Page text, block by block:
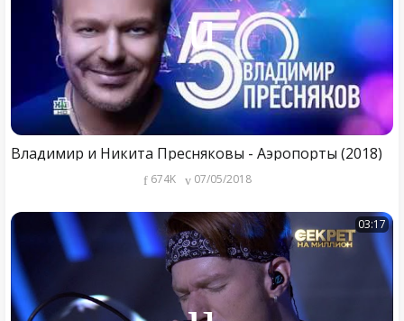
Владимир и Никита Пресняковы - Аэропорты (2018)
674K 07/05/2018
03:17